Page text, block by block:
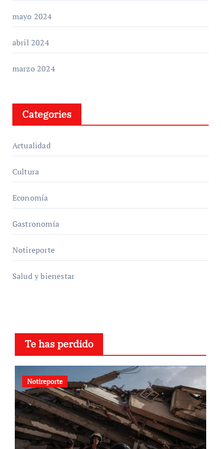
mayo 2024
abril 2024
marzo 2024
Categories
Actualidad
Cultura
Economía
Gastronomía
Notireporte
Salud y bienestar
Te has perdido
Notireporte